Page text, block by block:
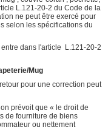
L.121-20-2 du Code de la
ne peut être exercé pour
selon les spécifications du
dans l'article L.121-20-2
Mug
pour une correction peut
prévoit que « le droit de
de fourniture de biens
ou nettement